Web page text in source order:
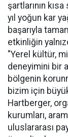
şartlarının
yıl yoğun kar
başarıyla
etkinliğin
"Yerel kültür,
deneyimini bir
bölgenin
bizim için
Hartberger,
kurumları,
uluslararası